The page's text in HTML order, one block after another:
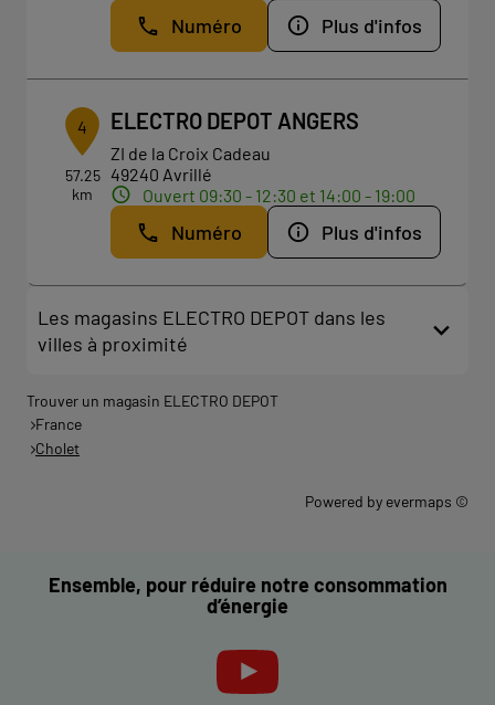
Numéro Plus d'infos
4
57.25
km
ELECTRO DEPOT ANGERS
ZI de la Croix Cadeau
49240 Avrillé
Ouvert 09:30 - 12:30 et 14:00 - 19:00
Numéro Plus d'infos
Les magasins ELECTRO DEPOT dans les
villes à proximité
Trouver un magasin ELECTRO DEPOT
France
Cholet
Powered by evermaps ©
Ensemble, pour réduire notre consommation
d’énergie